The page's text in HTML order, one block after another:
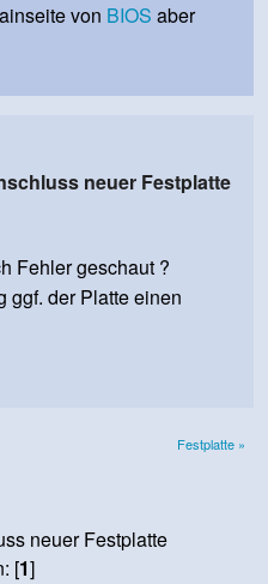
von BIOS aber
neuer Festplatte
Fehler geschaut ?
ggf. der Platte einen
Festplatte »
neuer Festplatte
[1]